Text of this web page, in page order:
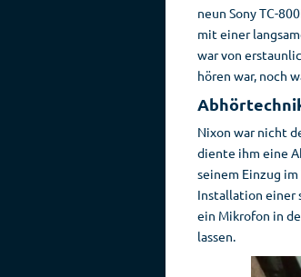
neun Sony TC-
mit einer
war von
hören war, noch
Nixon war nicht
diente ihm eine
seinem Einzug
Installation einer
ein Mikrofon in
lassen.